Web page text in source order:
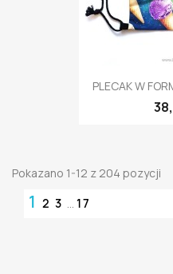
PLECAK W
Pokazano 1-12 z 204 pozycji
1 2 3 17